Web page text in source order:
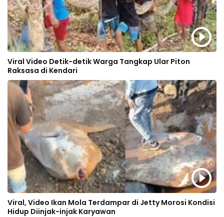
Viral Video Detik-detik Warga Tangkap Ular Piton
Raksasa di Kendari
Viral, Video Ikan Mola Terdampar di Jetty Morosi Kondisi
Hidup Diinjak-injak Karyawan